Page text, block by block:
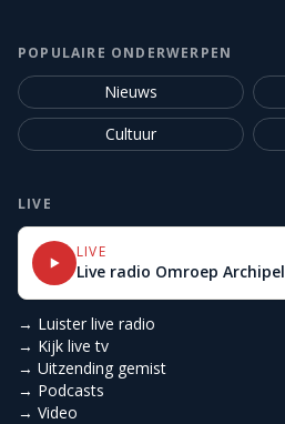
POPULAIRE ONDERWERPEN
Nieuws
Cultuur
LIVE
LIVE
Live radio Omroep Archipel
→ Luister live radio
→ Kijk live tv
→ Uitzending gemist
→ Podcasts
→ Video